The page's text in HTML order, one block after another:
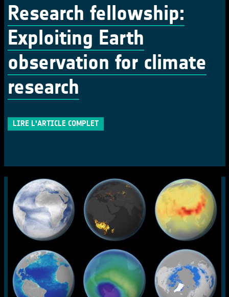
Research fellowship:
Exploiting Earth
observation for climate
research
LIRE L'ARTICLE COMPLET